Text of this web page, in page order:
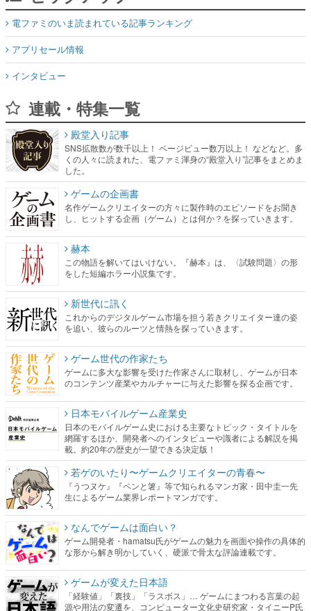
電ファミのいま読まれている記事ランキング
アプリセール情報
インタビュー
連載・特集一覧
殿堂入り記事
SNS拡散数が数千以上！ ページビュー数万以上！ などなど。多
くの人々に読まれた、電ファミ渾身の“殿堂入り”記事をまとめま
した。
ゲームの企画書
名作ゲームクリエイターの方々に製作時のエピソードをお聞き
し、ヒットする企画（ゲーム）とは何か？を探っていきます。
赫本
この物語を解いてはいけない。『赫本』は、〈試験問題〉の形
をした短編ホラー小説集です。
新世代に訊く
これからのデジタルゲーム市場を担う若きクリエイター達の姿
を追い、彼らのルーツと情熱を探っていきます。
ゲーム世代の作家たち
ゲームに多大な影響を受けた作家さんに取材し、ゲームが日本
のコンテンツ産業やカルチャーに与えた影響を探る企画です。
日本モバイルゲーム産業史
日本のモバイルゲーム史における主要なトピック・タイトルを
網羅するほか、開発者へのインタビューや識者による解説を掲
載。約20年の歴史が一望できる決定版！
若ゲのいたり〜ゲームクリエイターの青春〜
『うつヌケ』『ペンと箸』等で知られるマンガ家・田中圭一先
生によるゲーム業界レポートマンガです。
なんでゲームは面白い？
ゲーム開発者・hamatsu氏がゲームの魅力を画面や操作の具体的
な形から解き明かしていく、硬派で骨太な評論連載です。
ゲームが変えた日本語
「経験値」「裏技」「ラスボス」… ゲームにまつわる言葉の起
源や用法の変遷を、コンピューター文化史研究家・タイニーP氏